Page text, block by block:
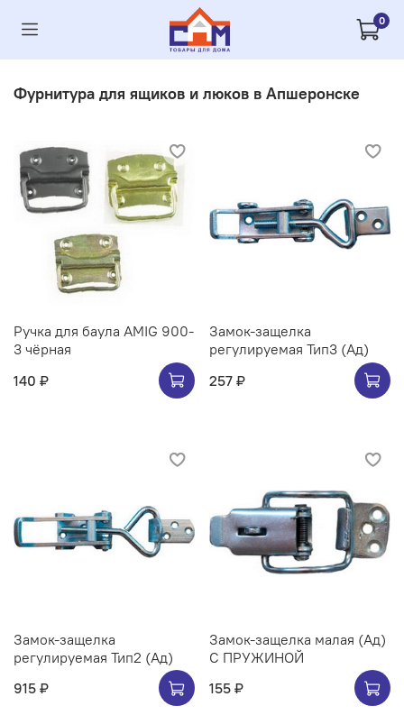
0
Фурнитура для ящиков и люков в Апшеронске
Ручка для баула AMIG 900-
3 чёрная
140 ₽
Замок-защелка
регулируемая Тип3 (Ад)
257 ₽
Замок-защелка
регулируемая Тип2 (Ад)
915 ₽
Замок-защелка малая (Ад)
С ПРУЖИНОЙ
155 ₽